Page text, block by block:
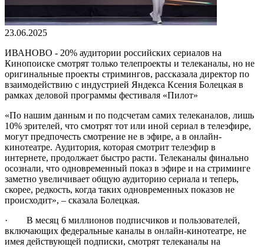
23.06.2025
ИВАНОВО - 20% аудитории российских сериалов на
Кинопоиске смотрят только телепроекты и телеканалы, но не
оригинальные проекты стримингов, рассказала директор по
взаимодействию с индустрией Яндекса Ксения Болецкая в
рамках деловой программы фестиваля «Пилот»
«По нашим данным и по подсчетам самих телеканалов, лишь
10% зрителей, что смотрят тот или иной сериал в телеэфире,
могут предпочесть смотрение не в эфире, а в онлайн-
кинотеатре. Аудитория, которая смотрит телеэфир в
интернете, продолжает быстро расти. Телеканалы финально
осознали, что одновременный показ в эфире и на стриминге
заметно увеличивает общую аудиторию сериала и теперь,
скорее, редкость, когда таких одновременных показов не
происходит», – сказала Болецкая.
· В месяц 6 миллионов подписчиков и пользователей,
включающих федеральные каналы в онлайн-кинотеатре, не
имея действующей подписки, смотрят телеканалы на